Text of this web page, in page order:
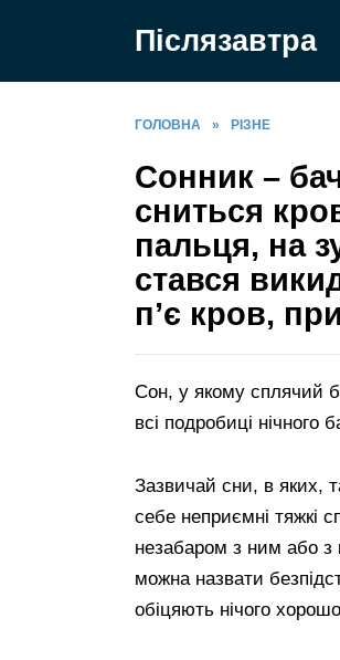
Післязавтра
ГОЛОВНА » РІЗНЕ
Сонник –
сниться
пальця, на
стався
п’є кров,
Сон, у якому сплячий
всі подробиці нічного
Зазвичай сни, в яких,
себе неприємні тяжкі
незабаром з ним або з
можна назвати
обіцяють нічого